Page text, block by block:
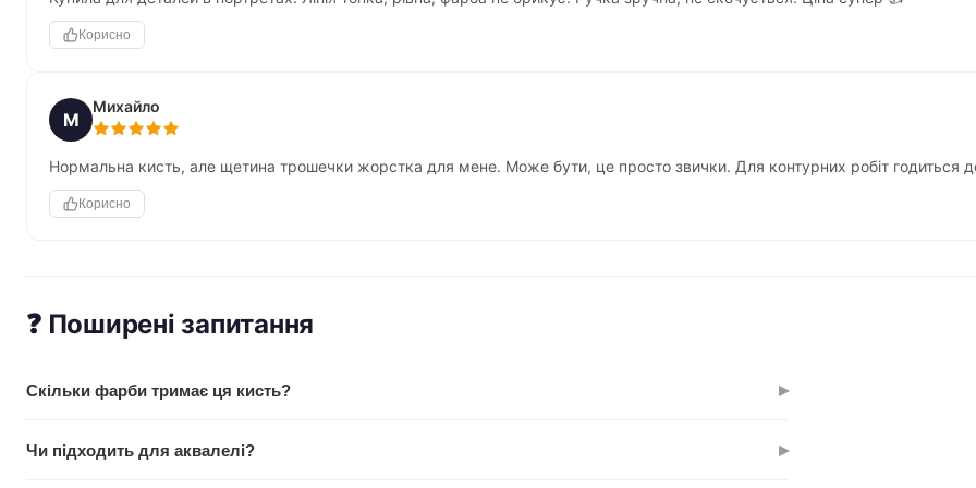
Корисно
М
Михайло
Нормальна кисть, але щетина трошечки жорстка для мене. Може бути, це просто звички. Для контурних робіт годиться
Корисно
❓ Поширені запитання
Скільки фарби тримає ця кисть? ▸
звичайні кисті. Це дозволяє вести довші лінії без перезабору.
Чи підходить для аквалелі? ▸